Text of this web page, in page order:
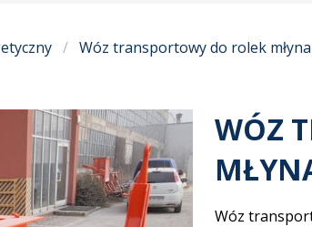
Wóz transportowy do rolek
WÓZ
Wóz